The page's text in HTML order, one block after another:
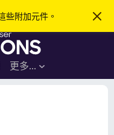
些附加元件。
忽
此
更多…
登入